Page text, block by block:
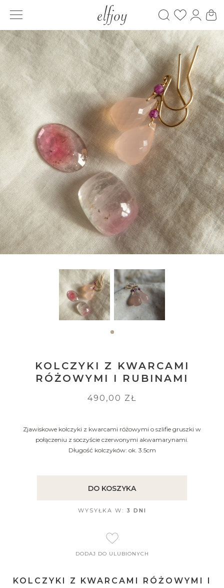
KOLCZYKI Z KWARCAMI
RÓŻOWYMI I RUBINAMI
490,00 ZŁ
Zjawiskowe kolczyki z kwarcami różowymi o szlifie gruszki w
połączeniu z soczyście czerwonymi akwamarynami.
Długość kolczyków: ok. 3.5cm
DO KOSZYKA
WYSYŁKA W: 3 DNI
DODAJ DO ULUBIONYCH
KOLCZYKI Z KWARCAMI RÓŻOWYMI I